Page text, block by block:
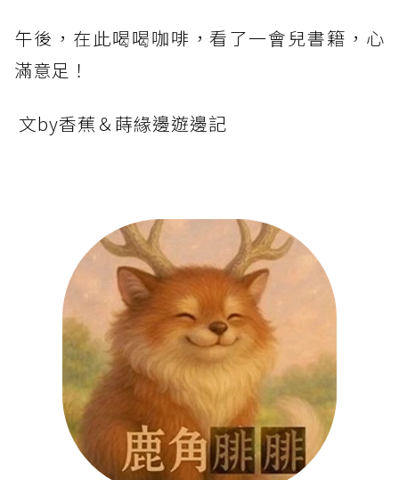
午後，在此喝喝咖啡，看了一會兒書籍，心
滿意足！
文by香蕉＆蒔緣邊遊邊記